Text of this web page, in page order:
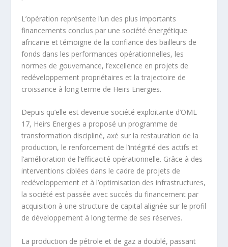
L’opération représente l’un des plus importants
financements conclus par une société énergétique
africaine et témoigne de la confiance des bailleurs de
fonds dans les performances opérationnelles, les
normes de gouvernance, l’excellence en projets de
redéveloppement propriétaires et la trajectoire de
croissance à long terme de Heirs Energies.
Depuis qu’elle est devenue société exploitante d’OML
17, Heirs Energies a proposé un programme de
transformation discipliné, axé sur la restauration de la
production, le renforcement de l’intégrité des actifs et
l’amélioration de l’efficacité opérationnelle. Grâce à des
interventions ciblées dans le cadre de projets de
redéveloppement et à l’optimisation des infrastructures,
la société est passée avec succès du financement par
acquisition à une structure de capital alignée sur le profil
de développement à long terme de ses réserves.
La production de pétrole et de gaz a doublé, passant